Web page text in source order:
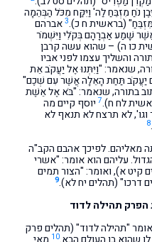
נֹחַ מִזְבֵּחַ לַה' וַיִּקַּח מִכֹּל הַבְּהֵמָה
(בראשית ח כ).3 אברהם
שָׁמַע אַבְרָהָם בְּקֹלִי וַיִּשְׁמֹר
כו ה) – שהוא עשה קרבן
והשליך עצמו לפני אביו
שנאמר: "וַיִּתְּנוּ אֶל יַעֲקֹב אֵת
יַעֲקֹב תַּחַת הָאֵלָה אֲשֶׁר עִם שְׁכֶם"
בתורה, שנאמר: "בֹּא אֶל אֵשֶׁת
לח ח).7 יוסף קיים מה
לא תרצח לא תנאף לא
8
מאליהם. לפיכך אהבם הקב"ה
עליהם הוא אומר: "אשרי
קיט א), ואומר: "הצור תמים
דרכו" (תהלים יח לא).9
תהילה לדוד
"תהילה לדוד" (תהלים פרק
10